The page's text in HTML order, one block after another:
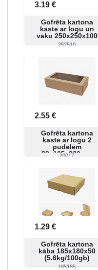
3.19 €
Gofrēta kartona
kaste ar logu un
vāku 250x250x100
mm
252510
2.55 €
Gofrēta kartona
kaste ar logu 2
pudelēm
83x165x320mm
20017
1.29 €
Gofrēta kartona
kāba 185x180x50
(5.6kg/100gb)
185185